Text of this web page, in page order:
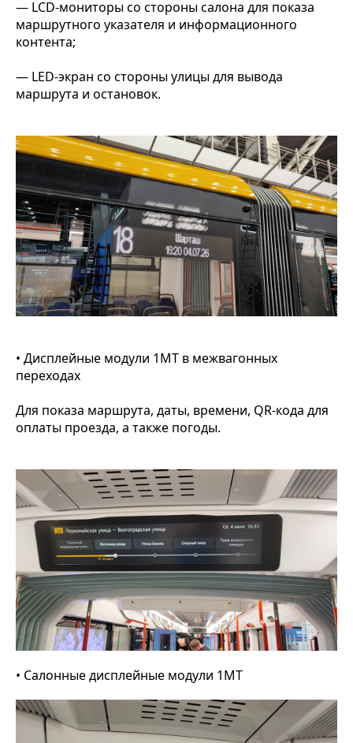
— LCD-мониторы со стороны салона для показа
маршрутного указателя и информационного
контента;
— LED-экран со стороны улицы для вывода
маршрута и остановок.
• Дисплейные модули 1МТ в межвагонных
переходах
Для показа маршрута, даты, времени, QR-кода для
оплаты проезда, а также погоды.
• Салонные дисплейные модули 1МТ